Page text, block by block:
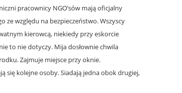
pracownicy NGO’sów mają oficjalny
ze względu na bezpieczeństwo. Wszyscy
kierowcą, niekiedy przy eskorcie
to nie dotyczy. Mija dosłownie chwila
Zajmuje miejsce przy oknie.
się kolejne osoby. Siadają jedna obok drugiej,